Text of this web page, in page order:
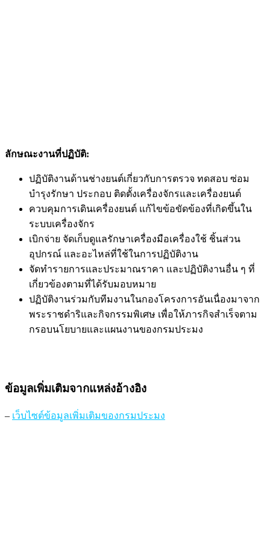
ลักษณะงานที่ปฏิบัติ:
ปฏิบัติงานด้านช่างยนต์เกี่ยวกับการตรวจ ทดสอบ ซ่อม
บำรุงรักษา ประกอบ ติดตั้งเครื่องจักรและเครื่องยนต์
ควบคุมการเดินเครื่องยนต์ แก้ไขข้อขัดข้องที่เกิดขึ้นใน
ระบบเครื่องจักร
เบิกจ่าย จัดเก็บดูแลรักษาเครื่องมือเครื่องใช้ ชิ้นส่วน
อุปกรณ์ และอะไหล่ที่ใช้ในการปฏิบัติงาน
จัดทำรายการและประมาณราคา และปฏิบัติงานอื่น ๆ ที่
เกี่ยวข้องตามที่ได้รับมอบหมาย
ปฏิบัติงานร่วมกับทีมงานในกองโครงการอันเนื่องมาจาก
พระราชดำริและกิจกรรมพิเศษ เพื่อให้ภารกิจสำเร็จตาม
กรอบนโยบายและแผนงานของกรมประมง
ข้อมูลเพิ่มเติมจากแหล่งอ้างอิง
– เว็บไซต์ข้อมูลเพิ่มเติมของกรมประมง